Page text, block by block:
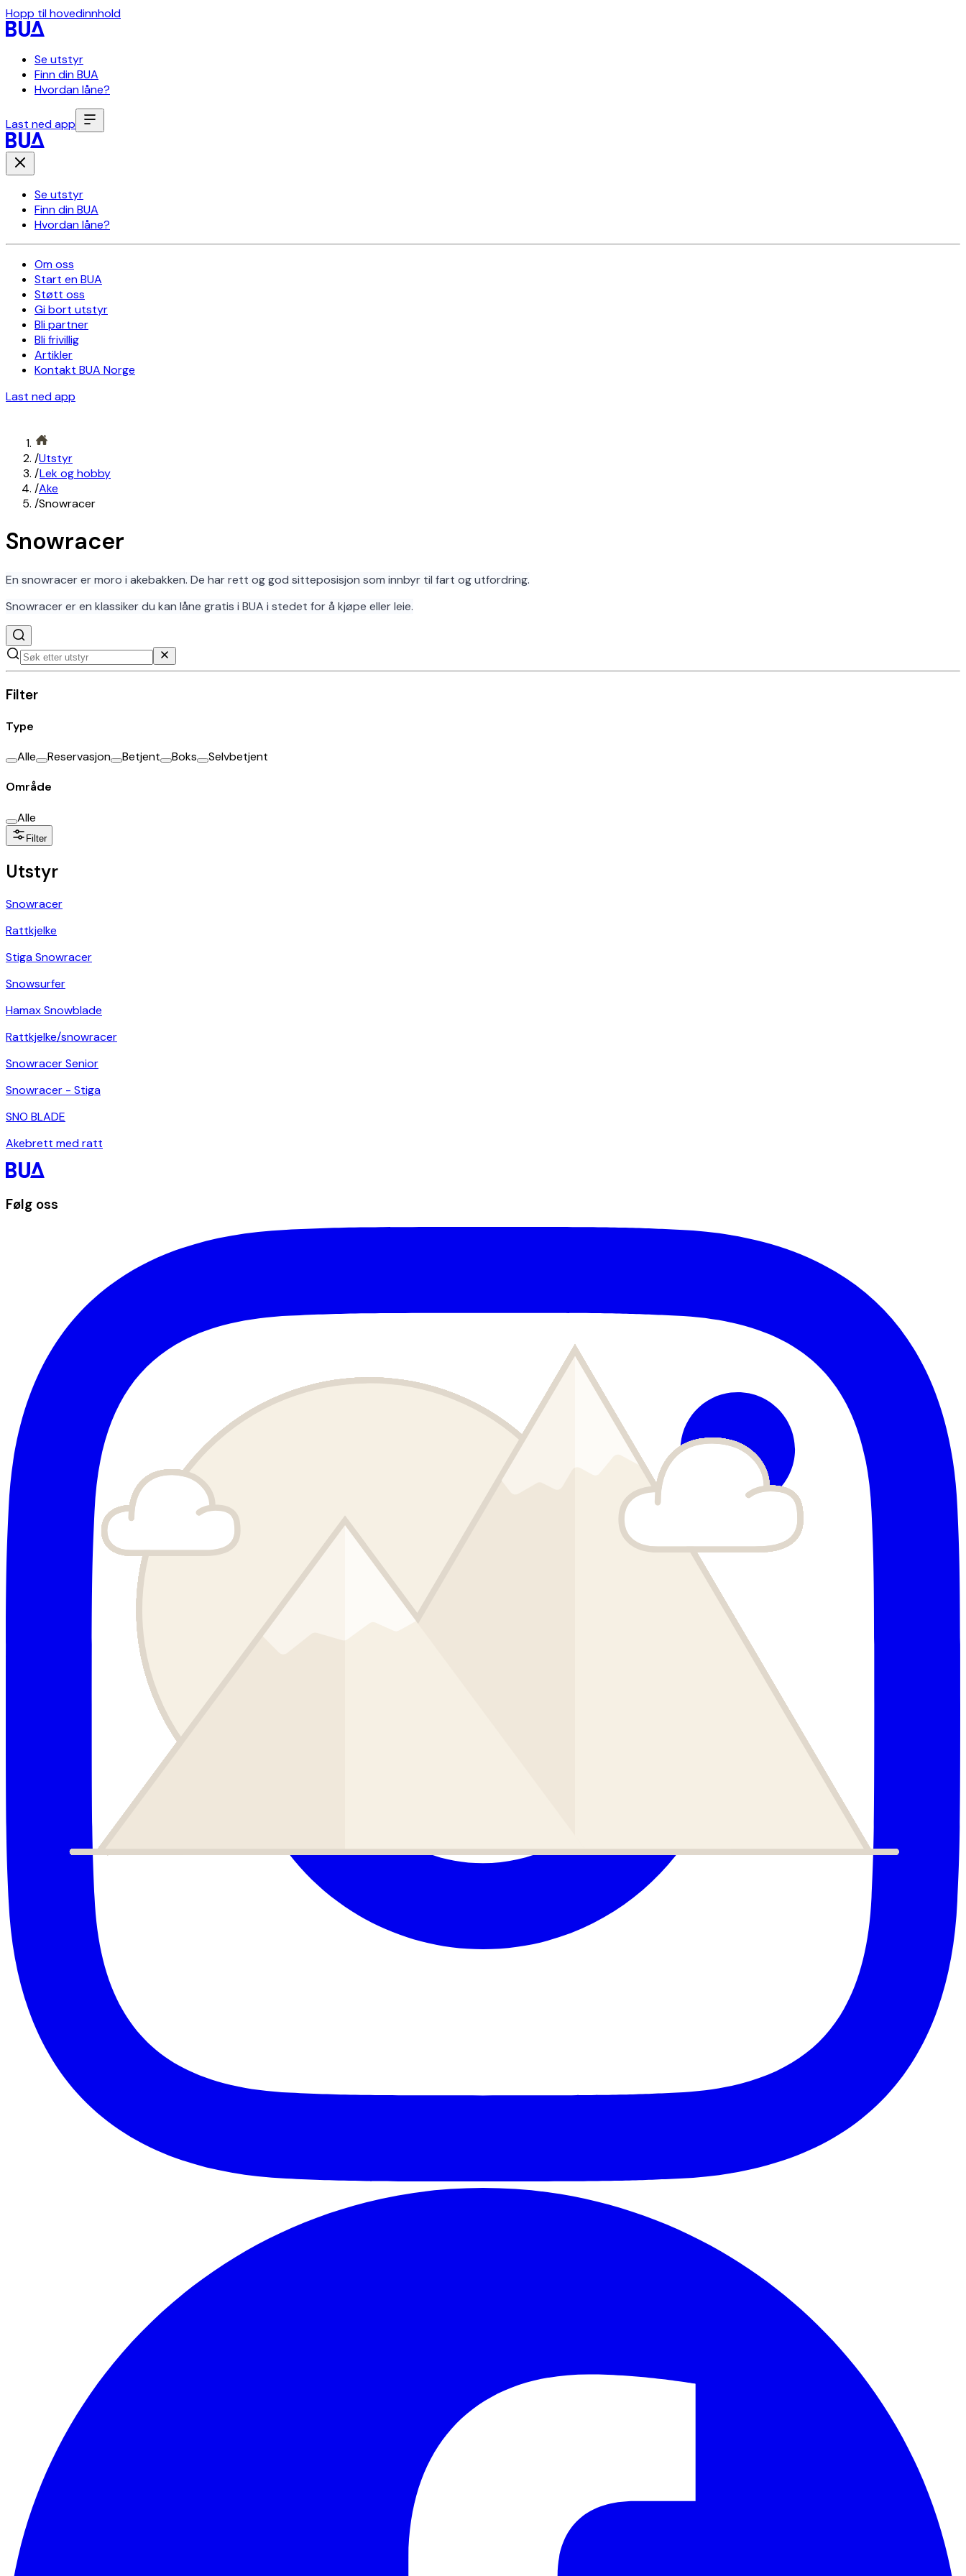
Hopp til hovedinnhold
Se utstyr
Finn din BUA
Hvordan låne?
Last ned app
Se utstyr
Finn din BUA
Hvordan låne?
Om oss
Start en BUA
Støtt oss
Gi bort utstyr
Bli partner
Bli frivillig
Artikler
Kontakt BUA Norge
Last ned app
/Utstyr
/Lek og hobby
/Ake
/Snowracer
Snowracer
En snowracer er moro i akebakken. De har rett og god sitteposisjon som innbyr til fart og utfordring.
Snowracer er en klassiker du kan låne gratis i BUA i stedet for å kjøpe eller leie.
Filter
Type
Alle Reservasjon Betjent Boks Selvbetjent
Område
Alle
Filter
Utstyr
Snowracer
Rattkjelke
Stiga Snowracer
Snowsurfer
Hamax Snowblade
Rattkjelke/snowracer
Snowracer Senior
Snowracer - Stiga
SNO BLADE
Akebrett med ratt
Følg oss